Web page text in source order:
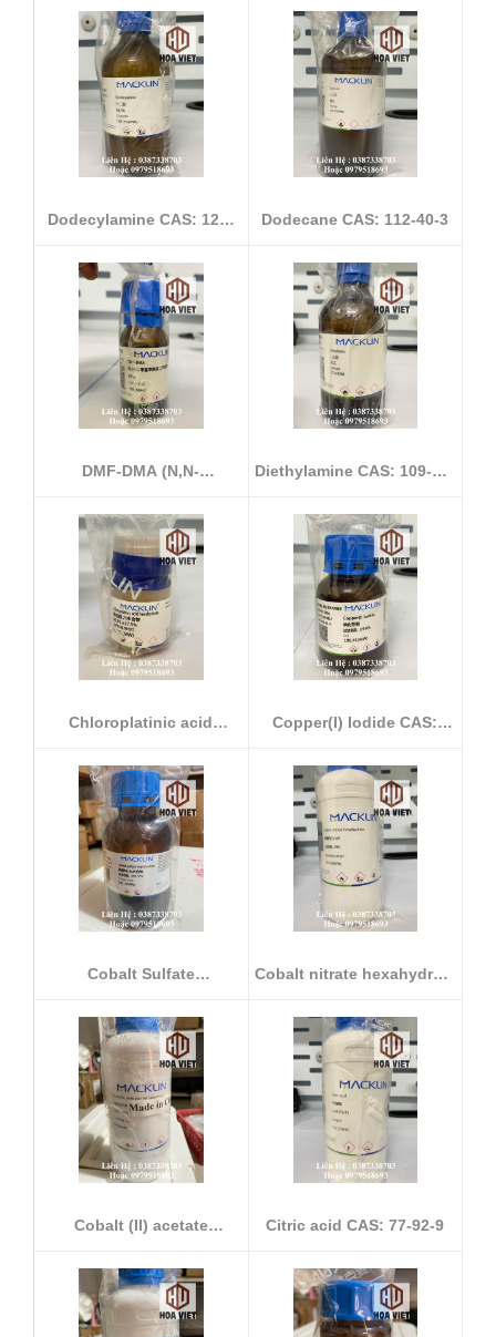
Dodecylamine CAS: 124-
Dodecane CAS: 112-40-3
DMF-DMA (N,N-
Diethylamine CAS: 109-89-
Chloroplatinic acid
Copper(I) Iodide CAS:
Cobalt Sulfate
Cobalt nitrate hexahydrate
Cobalt (II) acetate
Citric acid CAS: 77-92-9